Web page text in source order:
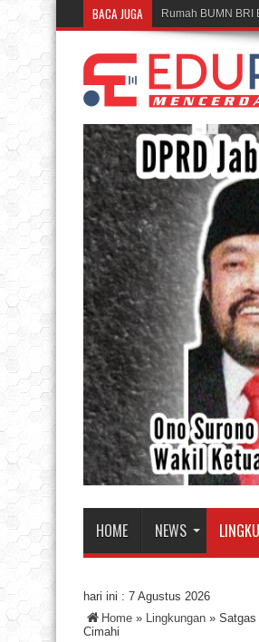
BACA JUGA Rumah BUMN BRI
HOME NEWS
hari ini : 7 Agustus 2026
Home » Lingkungan » Satgas
Cimahi